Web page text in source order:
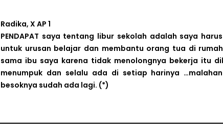
Radika, X AP 1
PENDAPAT saya tentang libur sekolah adalah saya
untuk urusan belajar dan membantu orang tua di
sama ibu saya karena tidak menolongnya bekerja itu
menumpuk dan selalu ada di setiap harinya
besoknya sudah ada lagi. (*)